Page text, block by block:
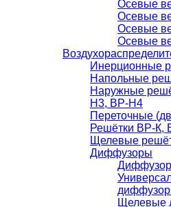
Осевые
Осевые
Осевые
Осевые
Инерционные
Напольные
Наружные
Н3, ВР-Н4
Переточные
Решётки ВР-К,
Щелевые
Диффузоры
Щелевые